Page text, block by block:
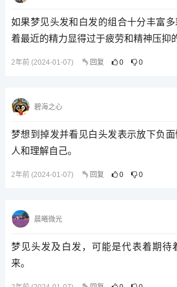
如果梦见头发和白发的组合十分丰富
着最近的精力显得过于疲劳和精神压抑
2年前 (2024-01-07) 回复 0 0
碧海之心
梦想到掉发并看见白头发表示放下负
人和理解自己。
2年前 (2024-01-07) 回复 0 0
晨曦微光
梦见头发及白发，可能是代表着期待
来。